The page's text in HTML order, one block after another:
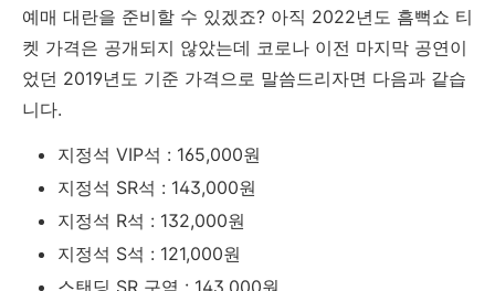
예매 대란을 준비할 수 있겠죠? 아직 2022년도 흠뻑쇼 티
켓 가격은 공개되지 않았는데 코로나 이전 마지막 공연이
었던 2019년도 기준 가격으로 말씀드리자면 다음과 같습
니다.
지정석 VIP석 : 165,000원
지정석 SR석 : 143,000원
지정석 R석 : 132,000원
지정석 S석 : 121,000원